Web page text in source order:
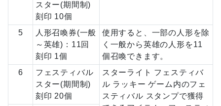
スター(期間制)
刻印 10個
5
人形召喚券(一般
～英雄)：11回
刻印 1個
使用すると、一部の人形を除
く一般から英雄の人形を11
個召喚できます。
6
フェスティバル
スター(期間制)
刻印 20個
スターライト フェスティバ
ル ラッキー ゲーム内のフェ
スティバル スタンプで獲得